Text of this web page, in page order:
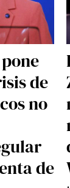
de
no
de